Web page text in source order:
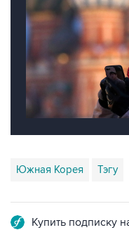
Южная Корея Тэгу
Купить подписку